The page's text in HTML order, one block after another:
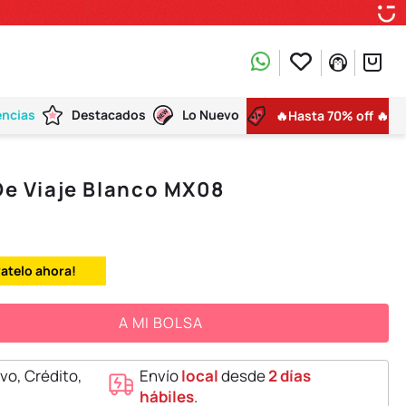
Destacados Lo Nuevo 🔥Hasta 70% off 🔥
Viaje Blanco MX08
ahora!
A MI BOLSA
Crédito,
Envíolocaldesde2 días
hábiles.